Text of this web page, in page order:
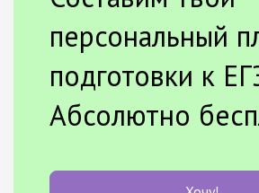
персональный
подготовки к
Абсолютно